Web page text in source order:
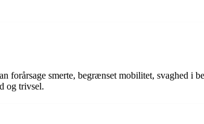
smerte, begrænset mobilitet, svaghed i
og trivsel.